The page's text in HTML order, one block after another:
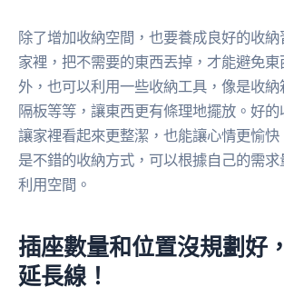
除了增加收納空間，也要養成良好的收
家裡，把不需要的東西丟掉，才能避免
外，也可以利用一些收納工具，像是收
隔板等等，讓東西更有條理地擺放。好
讓家裡看起來更整潔，也能讓心情更愉快
是不錯的收納方式，可以根據自己的需
利用空間。
插座數量和位置沒規劃好
延長線！